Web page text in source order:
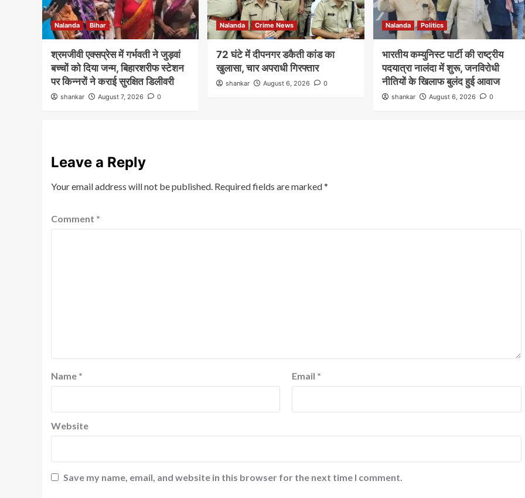
Nalanda Bihar
श्रमजीवी एक्सप्रेस में गर्भवती ने जुड़वां
बच्चों को दिया जन्म, बिहारशरीफ स्टेशन
पर किन्नरों ने कराई सुरक्षित डिलीवरी
shankar August 7, 2026 0
Nalanda Crime News
72 घंटे में दीपनगर डकैती कांड का
खुलासा, चार अपराधी गिरफ्तार
shankar August 6, 2026 0
Nalanda Politics
भारतीय कम्युनिस्ट पार्टी की राष्ट्रीय
पदयात्रा नालंदा में शुरू, जनविरोधी
नीतियों के खिलाफ बुलंद हुई आवाज
shankar August 6, 2026 0
Leave a Reply
Your email address will not be published. Required fields are marked*
Comment *
Name * Email *
Website
Save my name, email, and website in this browser for the next time I comment.